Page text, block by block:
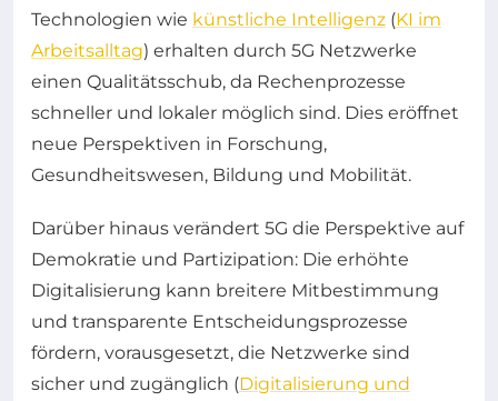
Technologien wie künstliche Intelligenz (KI im
Arbeitsalltag) erhalten durch 5G Netzwerke
einen Qualitätsschub, da Rechenprozesse
schneller und lokaler möglich sind. Dies eröffnet
neue Perspektiven in Forschung,
Gesundheitswesen, Bildung und Mobilität.
Darüber hinaus verändert 5G die Perspektive auf
Demokratie und Partizipation: Die erhöhte
Digitalisierung kann breitere Mitbestimmung
und transparente Entscheidungsprozesse
fördern, vorausgesetzt, die Netzwerke sind
sicher und zugänglich (Digitalisierung und